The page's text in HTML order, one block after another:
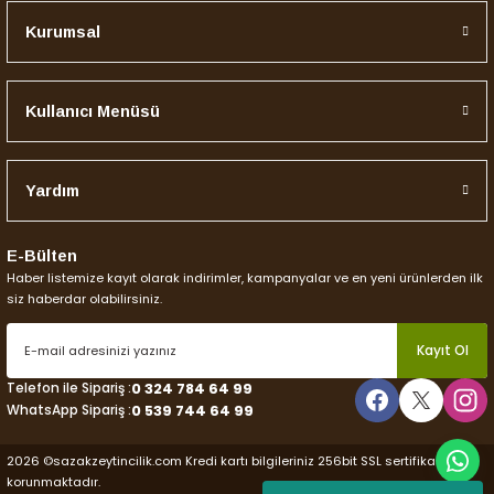
Kurumsal
Kullanıcı Menüsü
Yardım
E-Bülten
Haber listemize kayıt olarak indirimler, kampanyalar ve en yeni ürünlerden ilk
siz haberdar olabilirsiniz.
Kayıt Ol
Telefon ile Sipariş :0 324 784 64 99
WhatsApp Sipariş :0 539 744 64 99
2026 ©sazakzeytincilik.com Kredi kartı bilgileriniz 256bit SSL sertifikası ile
korunmaktadır.